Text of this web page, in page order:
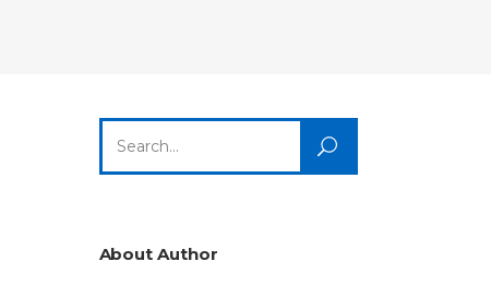
Lists
Highlights
Lists
Title & Subtitle
for:
About Author